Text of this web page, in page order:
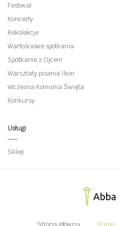
Festiwal
Koncerty
Rekolekcje
Wartościowe spotkania
Spotkanie z Ojcem
Warsztaty pisania Ikon
Wczesna Komunia Święta
Konkursy
Usługi
Sklep
Strona główna O nas